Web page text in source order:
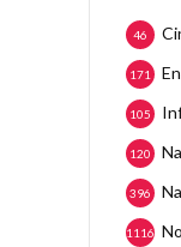
46
171
105
120
396
1116